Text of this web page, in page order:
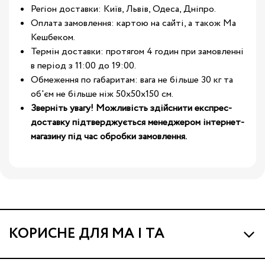
Регіон доставки: Київ, Львів, Одеса, Дніпро.
Оплата замовлення: картою на сайті, а також Ма
Кешбеком.
Термін доставки: протягом 4 годин при замовленні
в період з 11:00 до 19:00.
Обмеження по габаритам: вага не більше 30 кг та
об'єм не більше ніж 50х50х150 см.
Зверніть увагу! Можливість здійснити експрес-
доставку підтверджується менеджером інтернет-
магазину під час обробки замовлення.
КОРИСНЕ ДЛЯ МА І ТА
Про МА та Маминих Асистентів